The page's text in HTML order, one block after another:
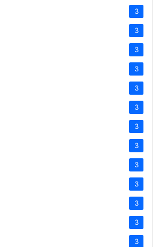
3
3
3
3
3
3
3
3
3
3
3
3
3